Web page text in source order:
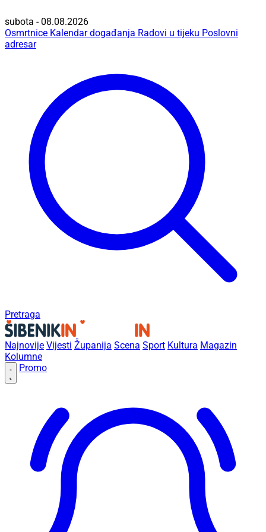
subota - 08.08.2026
Osmrtnice Kalendar događanja Radovi u tijeku Poslovni
adresar
Pretraga
Najnovije Vijesti Županija Scena Sport Kultura Magazin
Kolumne
Promo